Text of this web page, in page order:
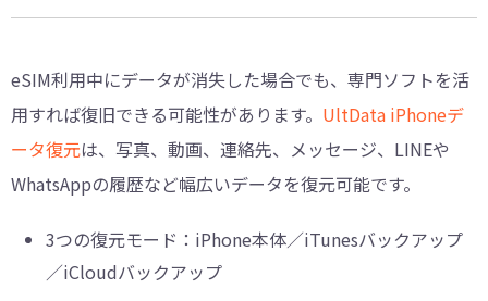
eSIM利用中にデータが消失した場合でも、専門ソフトを活
用すれば復旧できる可能性があります。 UltData iPhoneデ
ータ復元は、写真、動画、連絡先、メッセージ、LINEや
WhatsAppの履歴など幅広いデータを復元可能です。
3つの復元モード：iPhone本体／iTunesバックアップ
／iCloudバックアップ